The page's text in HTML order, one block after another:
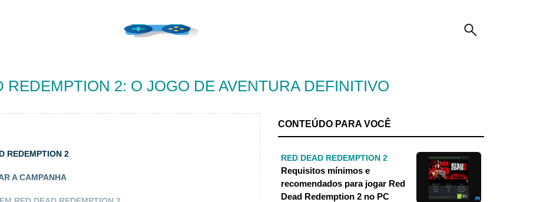
REDEMPTION 2: O JOGO DE AVENTURA DEFINITIVO
REDEMPTION 2
A CAMPANHA
CONTEÚDO PARA VOCÊ
RED DEAD REDEMPTION 2
Requisitos mínimos e
recomendados para jogar Red
Dead Redemption 2 no PC